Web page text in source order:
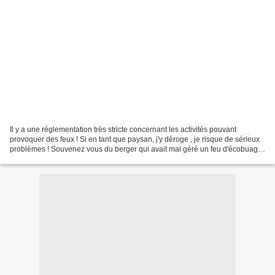
Il y a une réglementation très stricte concernant les activités pouvant
provoquer des feux ! Si en tant que paysan, j'y déroge , je risque de sérieux
problèmes ! Souvenez vous du berger qui avait mal géré un feu d'écobuage